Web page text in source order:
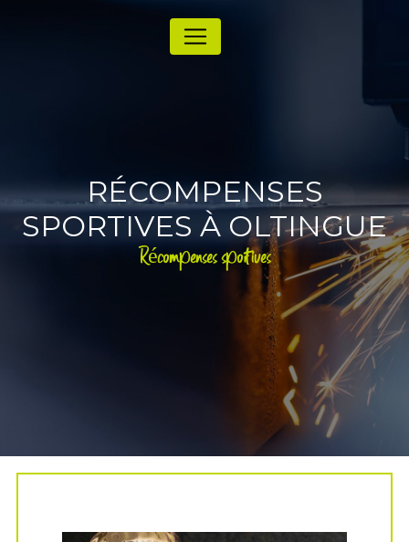
RÉCOMPENSES
SPORTIVES À OLTINGUE
Récompenses sportives